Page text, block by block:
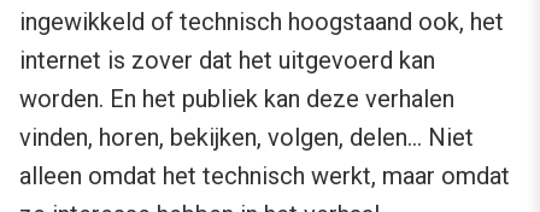
ingewikkeld of technisch hoogstaand ook, het
internet is zover dat het uitgevoerd kan
worden. En het publiek kan deze verhalen
vinden, horen, bekijken, volgen, delen… Niet
alleen omdat het technisch werkt, maar omdat